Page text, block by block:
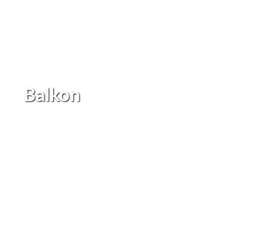
Balkon